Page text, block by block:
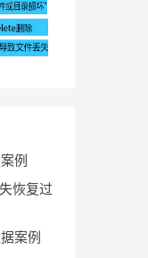
例
恢复过
案例